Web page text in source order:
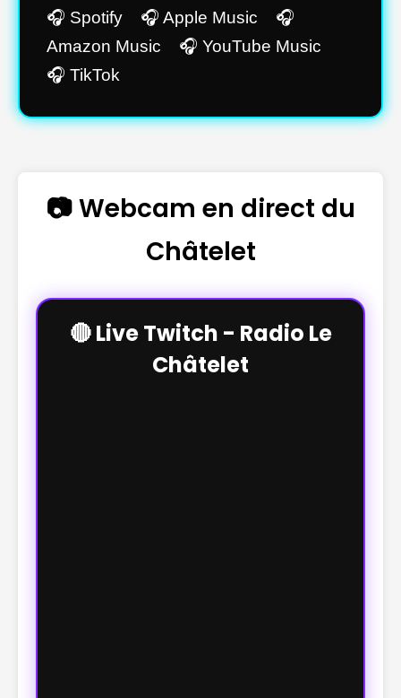
🎧 Spotify 🎧 Apple Music 🎧
Amazon Music 🎧 YouTube Music
🎧 TikTok
📷 Webcam en direct du
Châtelet
🔴 Live Twitch - Radio Le
Châtelet